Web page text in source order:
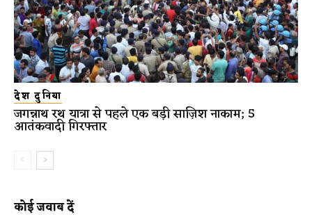
देश दुनिया
जगन्नाथ रथ यात्रा से पहले एक बड़ी साज़िश नाकाम; 5
आतंकवादी गिरफ्तार
कोई जवाब दें